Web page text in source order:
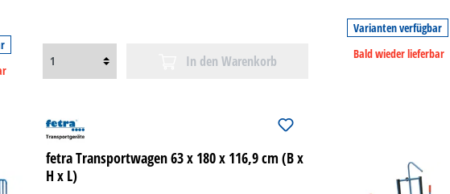
In den Warenkorb
Varianten verfügbar
Bald wieder lieferbar
fetra Transportwagen 63 x 180 x 116,9 cm (B x
H x L)